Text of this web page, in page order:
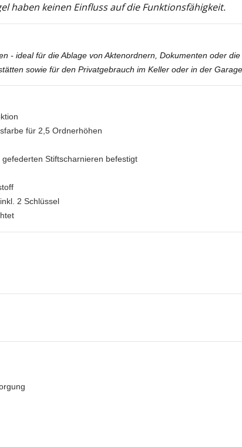
haben keinen Einfluss auf die Funktionsfähigkeit.
- ideal für die Ablage von Aktenordnern, Dokumenten oder
sowie für den Privatgebrauch im Keller oder in der
für 2,5 Ordnerhöhen
Stiftscharnieren befestigt
2 Schlüssel